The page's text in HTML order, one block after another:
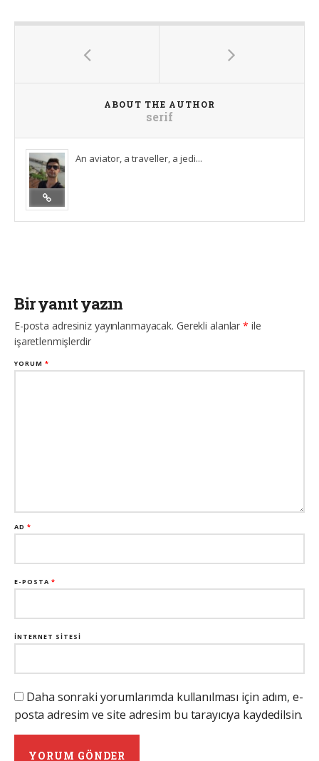
ABOUT THE AUTHOR
serif
An aviator, a traveller, a jedi...
Bir yanıt yazın
E-posta adresiniz yayınlanmayacak. Gerekli alanlar* ile
işaretlenmişlerdir
YORUM*
AD*
E-POSTA*
İNTERNET SITESI
Daha sonraki yorumlarımda kullanılması için adım, e-
posta adresim ve site adresim bu tarayıcıya kaydedilsin.